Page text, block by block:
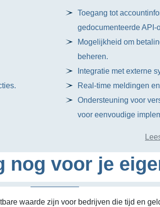
Toegang tot
gedocumenteerde API-
Mogelijkheid om
beheren.
Integratie met externe
Real-time meldingen
Ondersteuning voor
voor eenvoudige
nog voor je
waarde zijn voor bedrijven die tijd en